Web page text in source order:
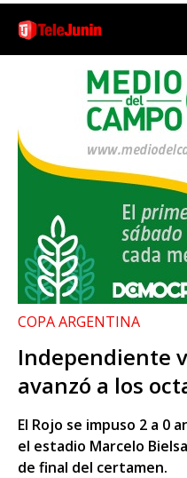
COPA ARGENTINA
Independiente
avanzó a los
El Rojo se impuso 2 a 0
el estadio Marcelo
de final del certamen.